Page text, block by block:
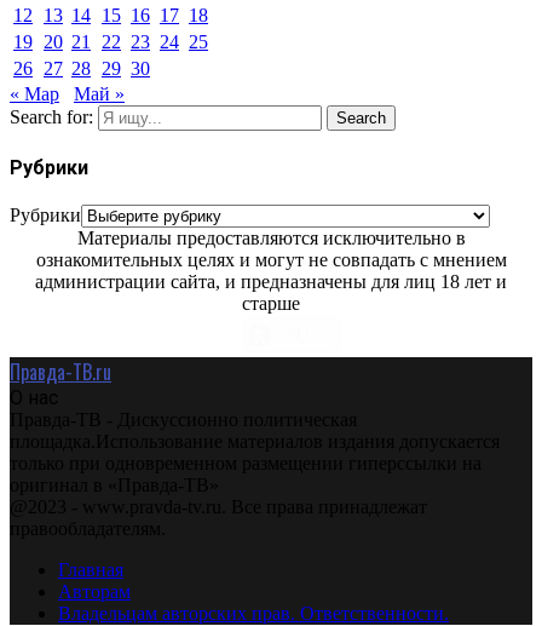
12
13 14 15 16 17 18
19 20 21 22 23 24 25
26 27 28 29 30
« Мар
Май »
Search for:
Search
Рубрики
Рубрики
Материалы предоставляются исключительно в
ознакомительных целях и могут не совпадать с мнением
администрации сайта, и предназначены для лиц 18 лет и
старше
Правда-ТВ.ru
О нас
Правда-ТВ - Дискуссионно политическая
площадка.Использование материалов издания допускается
только при одновременном размещении гиперссылки на
оригинал в «Правда-ТВ»
@2023 - www.pravda-tv.ru. Все права принадлежат
правообладателям.
Главная
Авторам
Владельцам авторских прав. Ответственности.